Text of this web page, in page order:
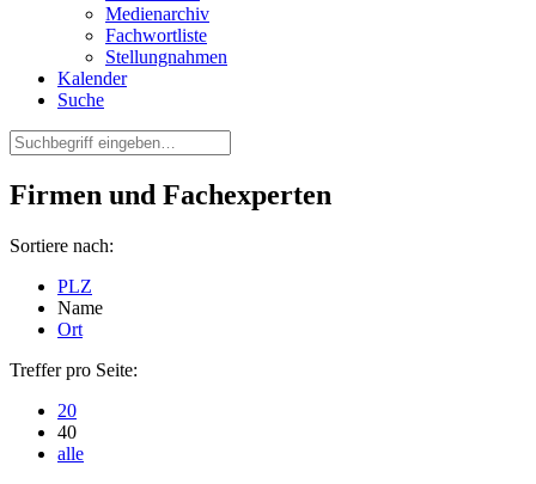
Medienarchiv
Fachwortliste
Stellungnahmen
Kalender
Suche
Firmen und Fachexperten
Sortiere nach:
PLZ
Name
Ort
Treffer pro Seite:
20
40
alle